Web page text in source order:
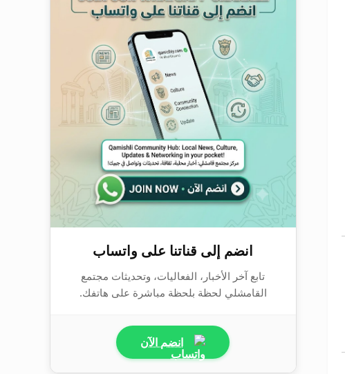
انضم إلى قناتنا على واتساب
تابع آخر الأخبار، الفعاليات، وتحديثات مجتمع
القامشلي لحظة بلحظة مباشرة على هاتفك.
انضم الآن